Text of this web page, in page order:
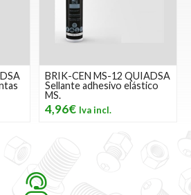
BRIK-CEN MS-12 QUIADSA
Sellante adhesivo elástico
MS.
4,96€